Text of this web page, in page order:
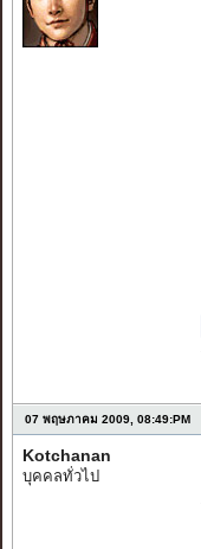
07 พฤษภาคม 2009, 08:49:PM
Kotchanan
บุคคลทั่วไป